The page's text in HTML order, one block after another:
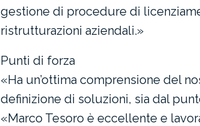
gestione di procedure di
ristrutturazioni aziendali.»
Punti di forza
«Ha un’ottima comprensione del
definizione di soluzioni, sia dal
«Marco Tesoro è eccellente e